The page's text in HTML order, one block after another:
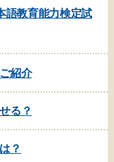
語教育能力検定試
紹介
る？
？